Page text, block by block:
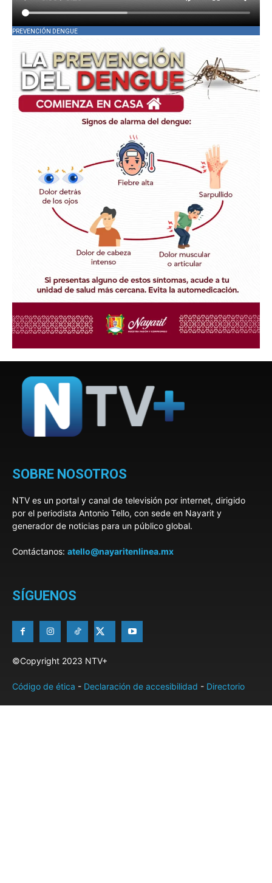
PREVENCIÓN DENGUE
SOBRE NOSOTROS
NTV es un portal y canal de televisión por internet, dirigido
por el periodista Antonio Tello, con sede en Nayarit y
generador de noticias para un público global.
Contáctanos: atello@nayaritenlinea.mx
SÍGUENOS
©Copyright 2023 NTV+
Código de ética - Declaración de accesibilidad - Directorio